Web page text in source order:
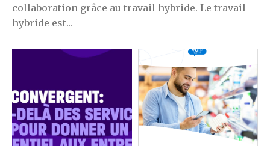
collaboration grâce au travail hybride. Le travail
hybride est...